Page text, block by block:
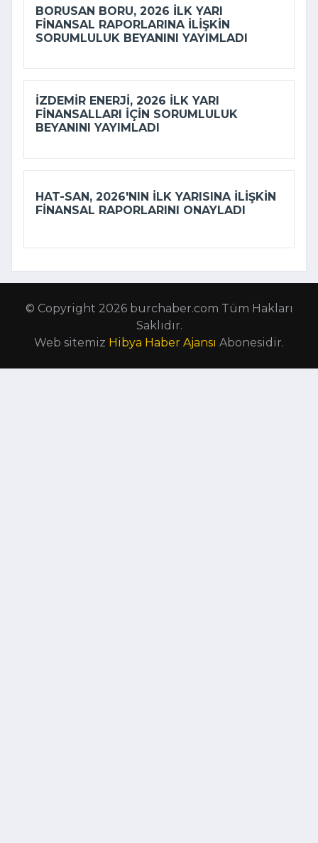
BORUSAN BORU, 2026 ILK YARI
FINANSAL RAPORLARINA ILIŞKIN
SORUMLULUK BEYANINI YAYIMLADI
İZDEMİR ENERJI, 2026 ILK YARI
FINANSALLARI IÇIN SORUMLULUK
BEYANINI YAYIMLADI
HAT-SAN, 2026'NIN ILK YARISINA ILIŞKIN
FINANSAL RAPORLARINI ONAYLADI
© Copyright 2026 burchaber.com Tüm Hakları
Saklıdır.
Web sitemiz Hibya Haber Ajansı Abonesidir.